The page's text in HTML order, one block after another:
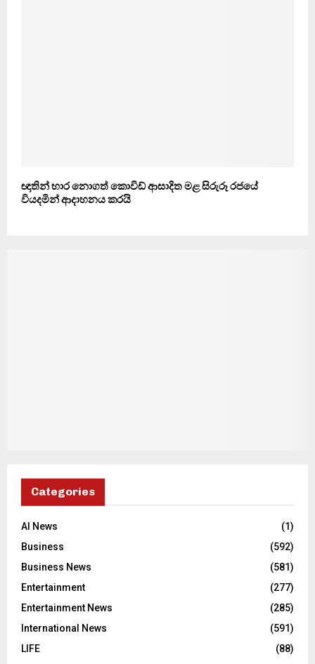
ඥාතින් භාර නොගත් කොවිඩ් ආසාදිත මළ සිරුරූ රජයේ
වියදමින් ආදාහනය කරයි
Categories
AI News
(1)
Business
(592)
Business News
(581)
Entertainment
(277)
Entertainment News
(285)
International News
(591)
LIFE
(88)